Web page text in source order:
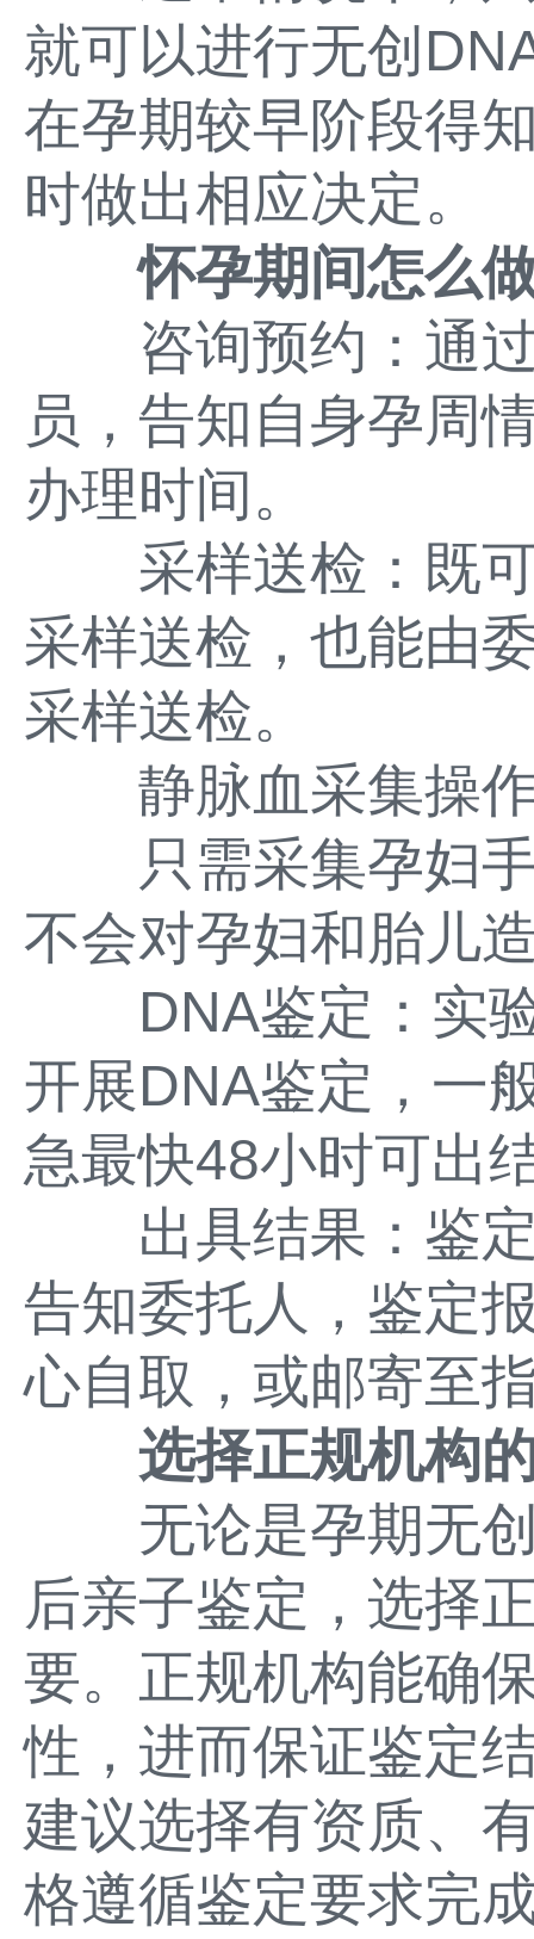
就可以进行无创
在孕期较早阶段得
时做出相应决定。
怀孕期间怎么
咨询预约：通过
员，告知自身孕周
办理时间。
采样送检：既可
采样送检，也能由
采样送检。
静脉血采集操作
只需采集孕妇手
不会对孕妇和胎儿
DNA鉴定：实验
开展DNA鉴定，一
急最快48小时可出
出具结果：鉴定
告知委托人，鉴定
心自取，或邮寄至
选择正规机构
无论是孕期无创
后亲子鉴定，选择
要。正规机构能确
性，进而保证鉴定
建议选择有资质、
格遵循鉴定要求完